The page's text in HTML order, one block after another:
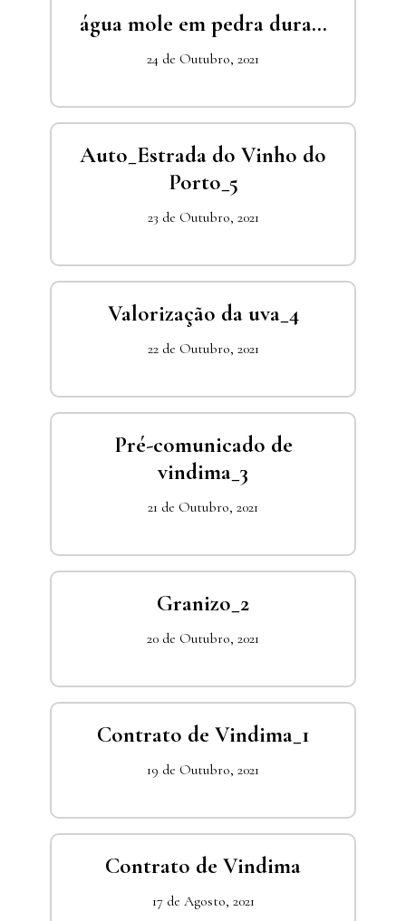
água mole em pedra dura…
24 de Outubro, 2021
Auto_Estrada do Vinho do
Porto_5
23 de Outubro, 2021
Valorização da uva_4
22 de Outubro, 2021
Pré-comunicado de
vindima_3
21 de Outubro, 2021
Granizo_2
20 de Outubro, 2021
Contrato de Vindima_1
19 de Outubro, 2021
Contrato de Vindima
17 de Agosto, 2021